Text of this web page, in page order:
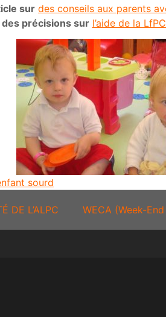
sur des conseils aux parents
des précisions sur l’aide de la
sourd
DE L’ALPC WECA (Week-